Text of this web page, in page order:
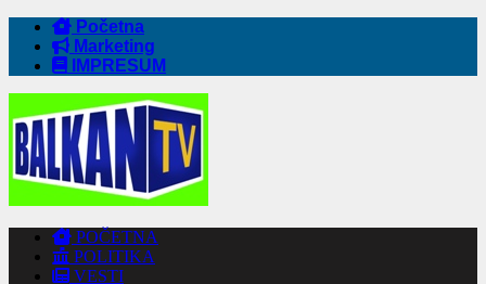
Početna
Marketing
IMPRESUM
POČETNA
POLITIKA
VESTI